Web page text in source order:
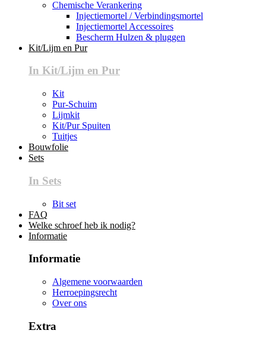
Chemische Verankering
Injectiemortel / Verbindingsmortel
Injectiemortel Accessoires
Bescherm Hulzen & pluggen
Kit/Lijm en Pur
In Kit/Lijm en Pur
Kit
Pur-Schuim
Lijmkit
Kit/Pur Spuiten
Tuitjes
Bouwfolie
Sets
In Sets
Bit set
FAQ
Welke schroef heb ik nodig?
Informatie
Informatie
Algemene voorwaarden
Herroepingsrecht
Over ons
Extra